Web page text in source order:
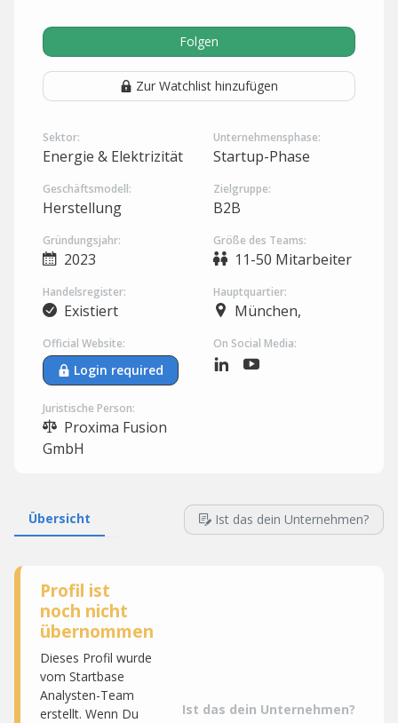
Folgen
Zur Watchlist hinzufügen
Sektor:
Energie & Elektrizität
Unternehmensphase:
Startup-Phase
Geschäftsmodell:
Herstellung
Zielgruppe:
B2B
Gründungsjahr:
2023
Größe des Teams:
11-50 Mitarbeiter
Handelsregister:
Existiert
Hauptquartier:
München,
Official Website:
Login required
On Social Media:
Juristische Person:
Proxima Fusion
GmbH
Übersicht Ist das dein Unternehmen?
Profil ist
noch nicht
übernommen
Dieses Profil wurde
vom Startbase
Analysten-Team
erstellt. Wenn Du
Ist das dein Unternehmen?